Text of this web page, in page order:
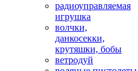
радиоуправляемая
игрушка
волчки,
данкосекки,
крутяшки, бобы
ветродуй